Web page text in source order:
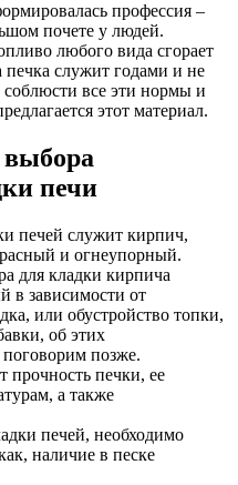
профессия –
почете у людей.
любого вида сгорает
служит годами и не
соблюсти все эти нормы и
этот материал.
печи
печей служит кирпич,
и огнеупорный.
для кладки кирпича
в зависимости от
или обустройство топки,
об этих
позже.
прочность печки, ее
а также
печей, необходимо
наличие в песке